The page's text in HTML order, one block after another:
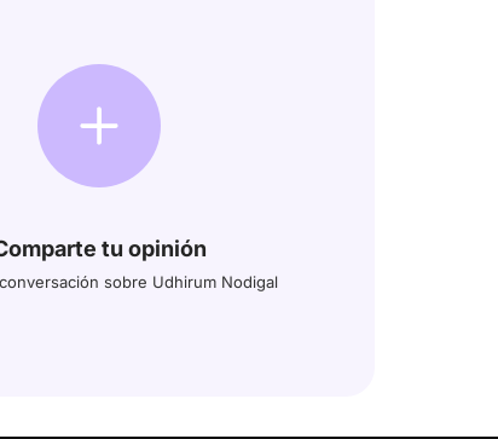
tu opinión
sobre Udhirum Nodigal